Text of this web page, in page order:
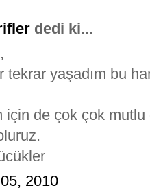
dedi ki...
tekrar yaşadım bu
için de çok çok
2010